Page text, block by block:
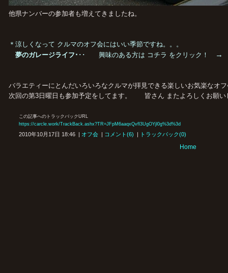
他県ナンバーの参加者も増えてきましたね。
＊涼しくなって クルマのオフ会にはいい季節ですね。。。
夢のガレージライフ･ ･･ 興味のある方は コチラ をクリック！
バラエティーにとんだいろいろなクルマが拝見できる楽しいお気楽なオ
次回の第3日曜日も参加予定をしてます。 皆さん またよろしくお願い
この記事へのトラックバックURL
https://carcle.work/TrackBack.ashx?TR=JFpM6aaqxQvfl3UgOYjl0g%3d%3d
2010年10月17日 18:46 | オフ会 | コメント(6) | トラックバック(0)
Home